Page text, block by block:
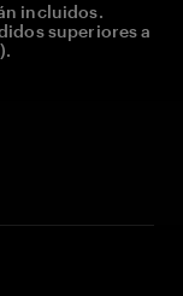
incluidos.
superiores a